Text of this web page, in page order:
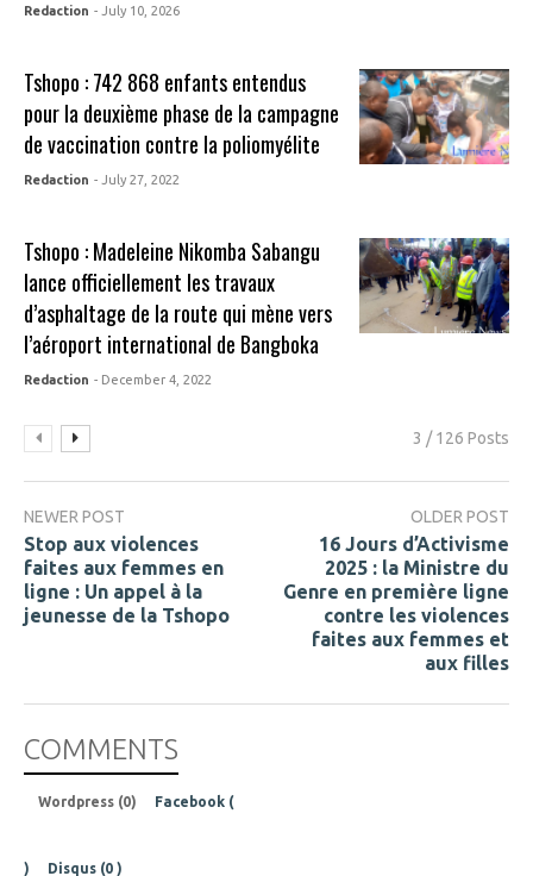
Redaction - July 10, 2026
Tshopo : 742 868 enfants entendus
pour la deuxième phase de la campagne
de vaccination contre la poliomyélite
Redaction - July 27, 2022
Tshopo : Madeleine Nikomba Sabangu
lance officiellement les travaux
d’asphaltage de la route qui mène vers
l’aéroport international de Bangboka
Redaction - December 4, 2022
3 / 126 Posts
NEWER POST
Stop aux violences
faites aux femmes en
ligne : Un appel à la
jeunesse de la Tshopo
OLDER POST
16 Jours d’Activisme
2025 : la Ministre du
Genre en première ligne
contre les violences
faites aux femmes et
aux filles
COMMENTS
Wordpress (0) Facebook (
) Disqus (0 )